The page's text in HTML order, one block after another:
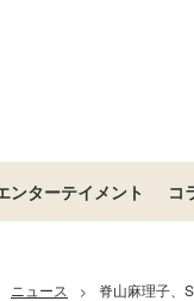
ンターテイメント コ
ニュース > 脊山麻理子、